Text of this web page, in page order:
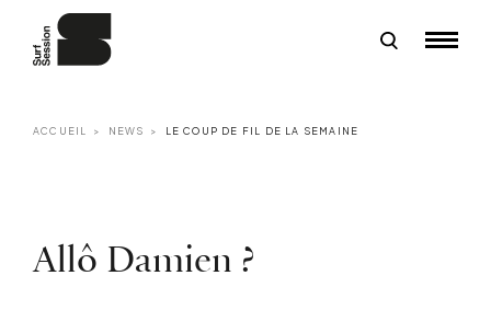
ACCUEIL NEWS LE COUP DE FIL DE LA SEMAINE
Allô Damien ?